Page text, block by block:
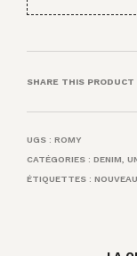
SHARE THIS PRODUCT
UGS : ROMY
CATÉGORIES : DENIM
ÉTIQUETTES :